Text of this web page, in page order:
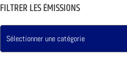
FILTRER LES ÉMISSIONS